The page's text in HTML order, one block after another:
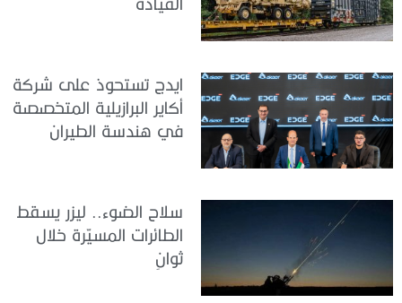
ايدج تستحوذ على شركة
أكاير البرازيلية المتخصصة
في هندسة الطيران
سلاح الضوء.. ليزر يسقط
الطائرات المسيّرة خلال
ثوانٍ